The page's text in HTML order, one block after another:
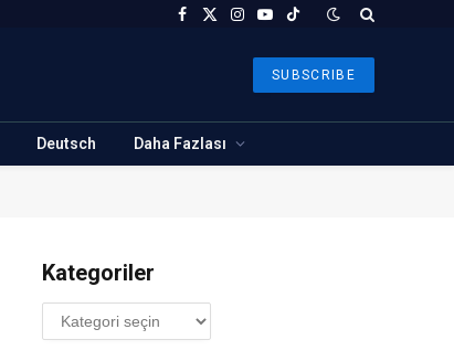
Facebook
X
Instagram
YouTubeTikTok
SUBSCRIBE
Deutsch Daha Fazlası
Kategoriler
Kategoriler